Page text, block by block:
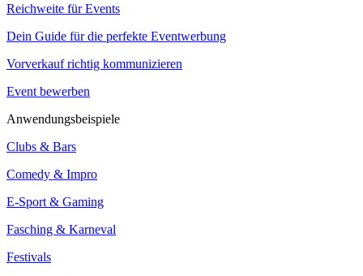
Reichweite für Events
Dein Guide für die perfekte Eventwerbung
Vorverkauf richtig kommunizieren
Event bewerben
Anwendungsbeispiele
Clubs & Bars
Comedy & Impro
E-Sport & Gaming
Fasching & Karneval
Festivals